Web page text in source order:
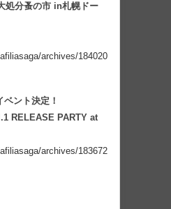
処分蚤の市 in札幌ドー
archives/184020
ベント決定！
RELEASE PARTY at
archives/183672